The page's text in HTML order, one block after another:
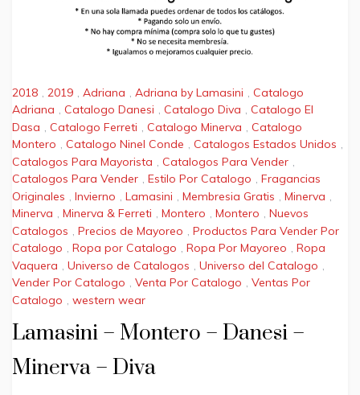
2018 , 2019 , Adriana , Adriana by Lamasini , Catalogo
Adriana , Catalogo Danesi , Catalogo Diva , Catalogo El
Dasa , Catalogo Ferreti , Catalogo Minerva , Catalogo
Montero , Catalogo Ninel Conde , Catalogos Estados Unidos ,
Catalogos Para Mayorista , Catalogos Para Vender ,
Catalogos Para Vender , Estilo Por Catalogo , Fragancias
Originales , Invierno , Lamasini , Membresia Gratis , Minerva ,
Minerva , Minerva & Ferreti , Montero , Montero , Nuevos
Catalogos , Precios de Mayoreo , Productos Para Vender Por
Catalogo , Ropa por Catalogo , Ropa Por Mayoreo , Ropa
Vaquera , Universo de Catalogos , Universo del Catalogo ,
Vender Por Catalogo , Venta Por Catalogo , Ventas Por
Catalogo , western wear
Lamasini – Montero – Danesi –
Minerva – Diva